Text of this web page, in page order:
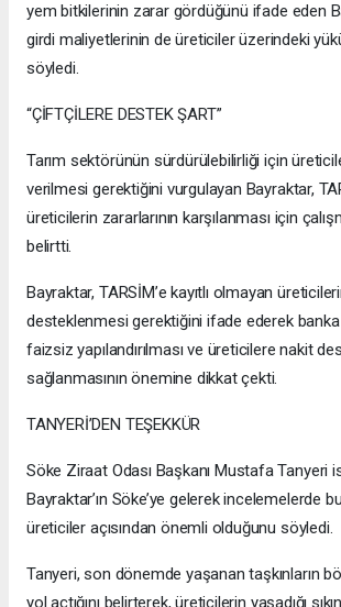
yem bitkilerinin zarar gördüğünü ifade eden
girdi maliyetlerinin de üreticiler üzerindeki yükü
söyledi.
“ÇİFTÇİLERE DESTEK ŞART”
Tarım sektörünün sürdürülebilirliği için
verilmesi gerektiğini vurgulayan Bayraktar,
üreticilerin zararlarının karşılanması için
belirtti.
Bayraktar, TARSİM’e kayıtlı olmayan
desteklenmesi gerektiğini ifade ederek banka
faizsiz yapılandırılması ve üreticilere nakit
sağlanmasının önemine dikkat çekti.
TANYERİ’DEN TEŞEKKÜR
Söke Ziraat Odası Başkanı Mustafa Tanyeri
Bayraktar’ın Söke’ye gelerek incelemelerde
üreticiler açısından önemli olduğunu söyledi.
Tanyeri, son dönemde yaşanan taşkınların
yol açtığını belirterek, üreticilerin yaşadığı